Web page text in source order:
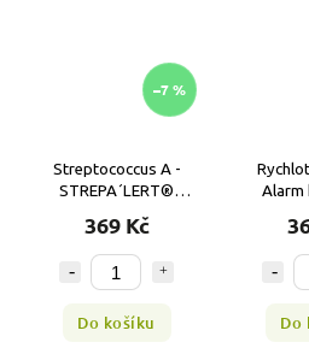
–7 %
Streptococcus A -
STREPA´LERT®
rychlotest
369 Kč
Do košíku
Alarm
Do